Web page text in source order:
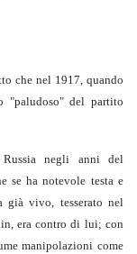
che nel 1917, quando
"paludoso" del partito
negli anni del
se ha notevole testa e
già vivo, tesserato nel
era contro di lui; con
manipolazioni come